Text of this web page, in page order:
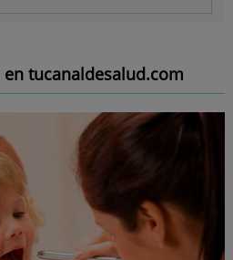
tucanaldesalud.com